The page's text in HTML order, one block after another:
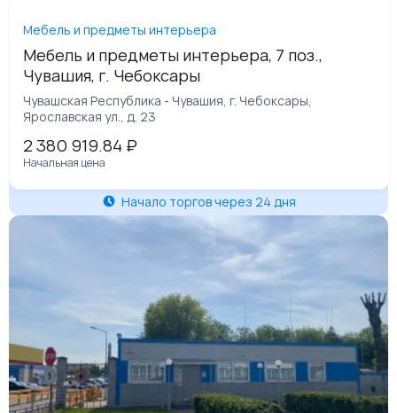
Мебель и предметы интерьера
Мебель и предметы интерьера, 7 поз.,
Чувашия, г. Чебоксары
Чувашская Республика - Чувашия, г. Чебоксары,
Ярославская ул., д. 23
2 380 919.84 ₽
Начальная цена
Начало торгов через 24 дня